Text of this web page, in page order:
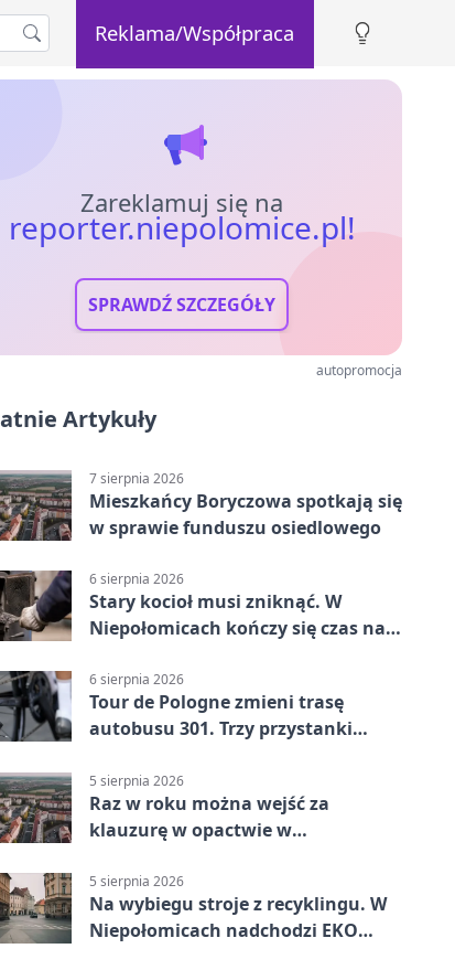
Reklama/Współpraca
Zareklamuj się na
reporter.niepolomice.pl!
SPRAWDŹ SZCZEGÓŁY
autopromocja
Artykuły
7 sierpnia 2026
Mieszkańcy Boryczowa spotkają się
w sprawie funduszu osiedlowego
6 sierpnia 2026
Stary kocioł musi zniknąć. W
Niepołomicach kończy się czas na
6 sierpnia 2026
Tour de Pologne zmieni trasę
autobusu 301. Trzy przystanki
5 sierpnia 2026
Raz w roku można wejść za
klauzurę w opactwie w
5 sierpnia 2026
Na wybiegu stroje z recyklingu. W
Niepołomicach nadchodzi EKO